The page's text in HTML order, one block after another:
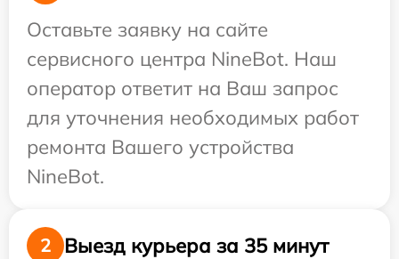
Оставьте заявку на сайте
сервисного центра NineBot. Наш
оператор ответит на Ваш запрос
для уточнения необходимых работ
ремонта Вашего устройства
NineBot.
2
Выезд курьера за 35 минут